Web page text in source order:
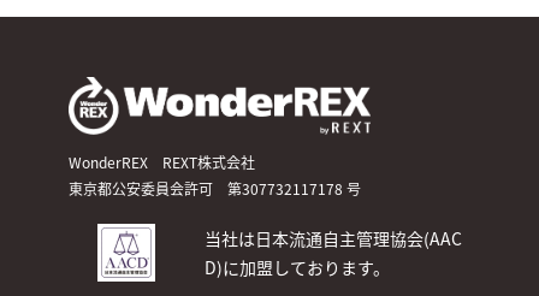
WonderREX REXT株式会社
東京都公安委員会許可 第307732117178 号
当社は日本流通自主管理協会(AAC
D)に加盟しております。